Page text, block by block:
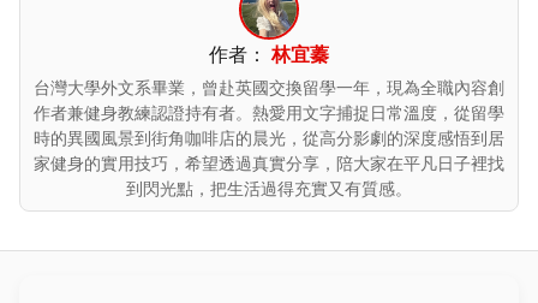
作者：林宜蓁
台灣大學外文系畢業，曾赴英國交換留學一年，現為全職內容創
作者兼健身教練認證持有者。熱愛用文字捕捉日常溫度，從留學
時的異國風景到街角咖啡店的晨光，從高分影劇的深度感悟到居
家健身的實用技巧，希望透過真實分享，陪大家在平凡日子裡找
到閃光點，把生活過得充實又有質感。